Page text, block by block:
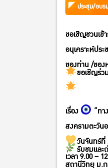
ประชุม/อบ
ขอเชิญชวนเข้
อนุเคราะห์ปร
ของท่าน /ขอ
ขอเชิญร่ว
เรื่อง
“ท
สงครามตะวัน
วันจันทร์ที่
เวลา 9.00 –
รับชมและ
สถานีวิทยุ ม.